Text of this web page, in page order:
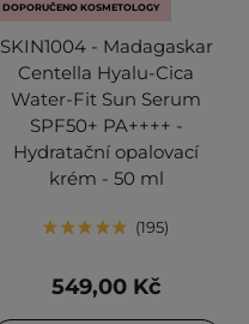
DOPORUČENO KOSMETOLOGY
SKIN1004 - Madagaskar
Centella Hyalu-Cica
Water-Fit Sun Serum
SPF50+ PA++++ -
Hydratační opalovací
krém - 50 ml
195
549,00 Kč